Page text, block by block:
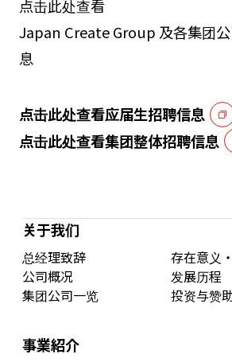
点击此处查看
Japan Create Group 及各集团
息
点击此处查看应届生招聘信息
点击此处查看集团整体招聘信息
关于我们
总经理致辞
存在意义
公司概况
发展历程
集团公司一览
投资与赞
事業紹介